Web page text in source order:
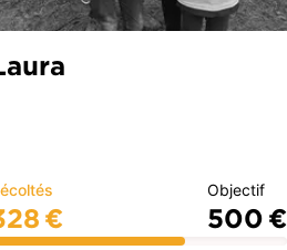
€
Objectif
500 €